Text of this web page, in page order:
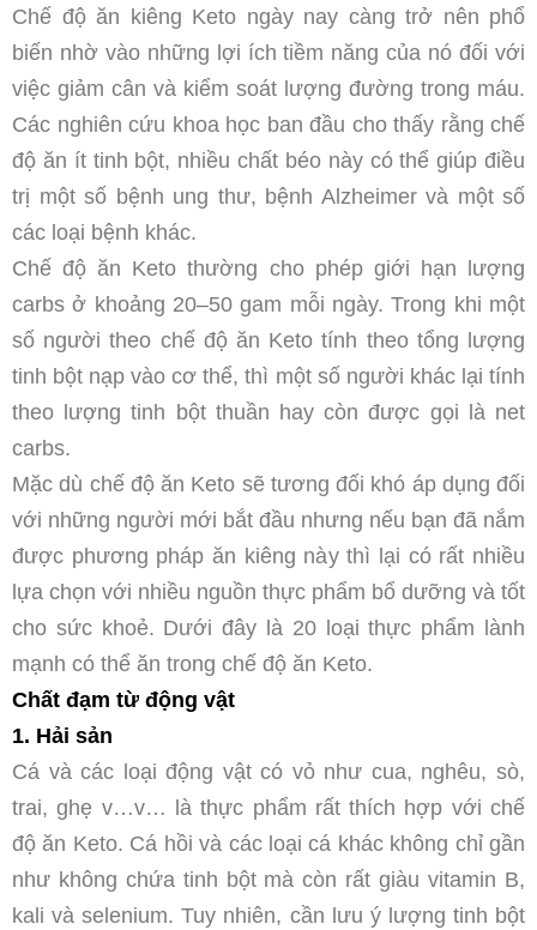
Chế độ ăn kiêng Keto ngày nay càng trở nên phổ
biến nhờ vào những lợi ích tiềm năng của nó đối với
việc giảm cân và kiểm soát lượng đường trong máu.
Các nghiên cứu khoa học ban đầu cho thấy rằng chế
độ ăn ít tinh bột, nhiều chất béo này có thể giúp điều
trị một số bệnh ung thư, bệnh Alzheimer và một số
các loại bệnh khác.
Chế độ ăn Keto thường cho phép giới hạn lượng
carbs ở khoảng 20–50 gam mỗi ngày. Trong khi một
số người theo chế độ ăn Keto tính theo tổng lượng
tinh bột nạp vào cơ thể, thì một số người khác lại tính
theo lượng tinh bột thuần hay còn được gọi là net
carbs.
Mặc dù chế độ ăn Keto sẽ tương đối khó áp dụng đối
với những người mới bắt đầu nhưng nếu bạn đã nắm
được phương pháp ăn kiêng này thì lại có rất nhiều
lựa chọn với nhiều nguồn thực phẩm bổ dưỡng và tốt
cho sức khoẻ. Dưới đây là 20 loại thực phẩm lành
mạnh có thể ăn trong chế độ ăn Keto.
Chất đạm từ động vật
1. Hải sản
Cá và các loại động vật có vỏ như cua, nghêu, sò,
trai, ghẹ v…v… là thực phẩm rất thích hợp với chế
độ ăn Keto. Cá hồi và các loại cá khác không chỉ gần
như không chứa tinh bột mà còn rất giàu vitamin B,
kali và selenium. Tuy nhiên, cần lưu ý lượng tinh bột